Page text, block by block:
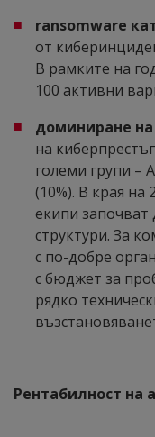
ransomware
от
В рамките на
100 активни
доминиране
на
големи групи –
(10%). В края на
екипи започват
структури. За
с по-добре
с бюджет за
рядко
Рентабилност на